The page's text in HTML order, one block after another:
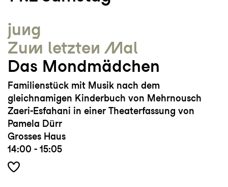
jung
Zum letzten Mal
Das Mondmädchen
Familienstück mit Musik nach dem
gleichnamigen Kinderbuch von Mehrnousch
Zaeri-Esfahani in einer Theaterfassung von
Pamela Dürr
Grosses Haus
14:00 - 15:05